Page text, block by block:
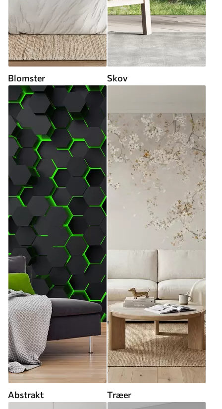
Blomster Skov
Abstrakt Træer